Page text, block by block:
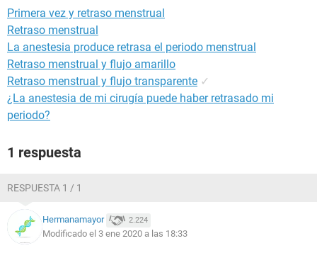
Primera vez y retraso menstrual
Retraso menstrual
La anestesia produce retrasa el periodo menstrual
Retraso menstrual y flujo amarillo
Retraso menstrual y flujo transparente ✓
¿La anestesia de mi cirugía puede haber retrasado mi
periodo?
1 respuesta
RESPUESTA 1 / 1
Hermanamayor 2.224
Modificado el 3 ene 2020 a las 18:33